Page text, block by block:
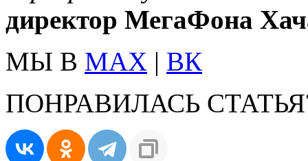
директор МегаФона
МЫ В MAX | ВК
ПОНРАВИЛАСЬ